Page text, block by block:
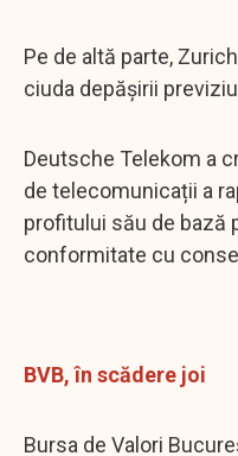
Pe de altă parte,
ciuda depășirii
Deutsche Telekom a
de telecomunicații a
profitului său de bază
conformitate cu
BVB, în scădere joi
Bursa de Valori